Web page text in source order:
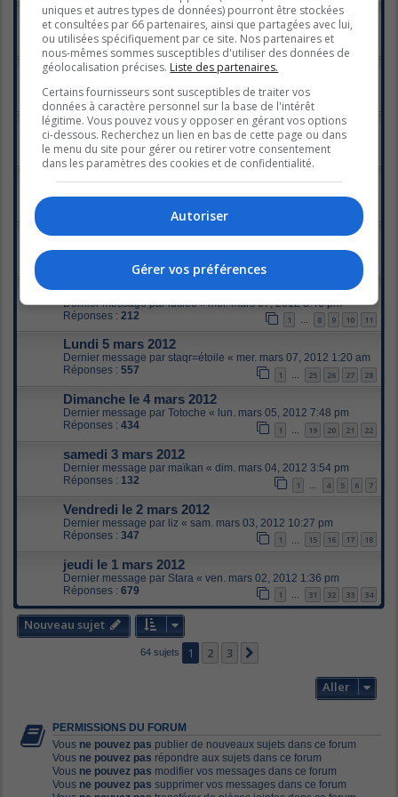
Dimanche 11 mars 2012
Dernier message parmergod«mar. mars 13, 2012 12:43 am
Réponses :460 1 … 21 22
Samedi le 10 mars 2012
Réponses :185 1 …
Vendredi le 9 mars 2012
Dernier message parstaqr=étoile«sam. mars 10, 2012 9:18 pm
Réponses : 202 1 … 8
Jeudi 8 mars 2012
mercredi, 7 mars 2012
Dernier message parSarah-Jane«jeu. mars 08, 2012 9:42 am
mardi le 06 mars 2012
Dernier message parluciec«mer. mars 07, 2012 3:46 pm
Réponses : 212 1 … 8 9 10 11
Lundi 5 mars 2012
Dernier message par staqr=étoile « mer. mars 07, 2012 1:20 am
Réponses : 557 1 … 25 26 27 28
Dimanche le 4 mars 2012
Dernier message par Totoche « lun. mars 05, 2012 7:48 pm
Réponses : 434 1 19 20 21 22
samedi 3 mars 2012
Dernier message par maïkan « dim. mars 04, 2012 3:54 pm
Réponses : 132 1 4 5 6 7
Vendredi le 2 mars 2012
Dernier message par liz « sam. mars 03, 2012 10:27 pm
Réponses : 347 1 15 16 17 18
jeudi le 1 mars 2012
Dernier message par Stara « ven. mars 02, 2012 1:36 pm
Réponses : 679 1 … 31 32 33 34
Nouveau sujet
64 sujets 1 2 3
Aller
PERMISSIONS DU FORUM
Vous ne pouvez pas publier de nouveaux sujets dans ce forum
Vous ne pouvez pas répondre aux sujets dans ce forum
Vous ne pouvez pas modifier vos messages dans ce forum
Vous ne pouvez pas supprimer vos messages dans ce forum
uniques et autres types de données) pourront être stockées
et consultées par 66 partenaires, ainsi que partagées avec lui,
ou utilisées spécifiquement par ce site. Nos partenaires et
nous-mêmes sommes susceptibles d'utiliser des données de
géolocalisation précises. Liste des partenaires.
Certains fournisseurs sont susceptibles de traiter vos
données à caractère personnel sur la base de l'intérêt
légitime. Vous pouvez vous y opposer en gérant vos options
ci-dessous. Recherchez un lien en bas de cette page ou dans
le menu du site pour gérer ou retirer votre consentement
dans les paramètres des cookies et de confidentialité.
Autoriser
Gérer vos préférences